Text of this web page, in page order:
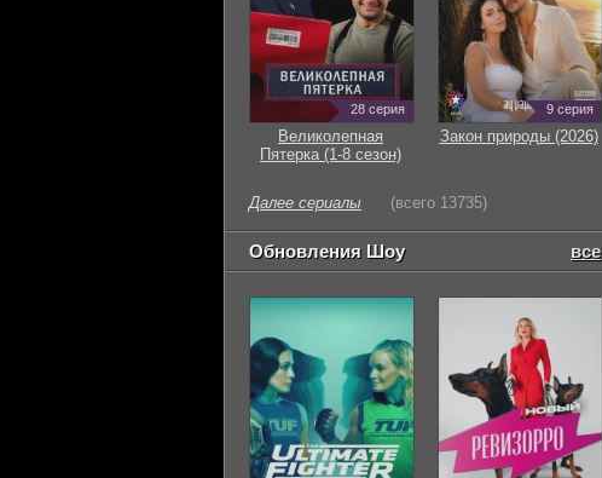
28 серия
Великолепная
Пятерка (1-8 сезон)
9 серия
Закон природы (2026)
Далее сериалы (всего 13735)
Обновления Шоу все